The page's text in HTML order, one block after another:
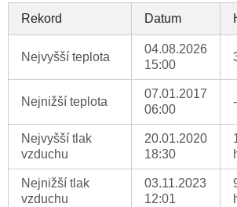
Rekord Datum
Nejvyšší teplota
04.08.2026
15:00
Nejnižší teplota
07.01.2017
06:00
Nejvyšší tlak
vzduchu
20.01.2020
18:30
Nejnižší tlak
vzduchu
03.11.2023
12:01